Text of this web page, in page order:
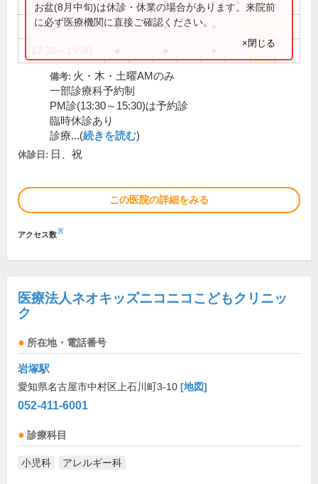
13:30～15:30 ● ●
お盆(8月中旬)は休診・休業の場合があります。来院前
に必ず医療機関に直接ご確認ください。
×閉じる
備考: 火・木・土曜AMのみ
一部診療科予約制
PM診(13:30～15:30)は予約診
臨時休診あり
診療...(続きを読む)
休診日: 日、祝
この医院の詳細をみる
アクセス数※
医療法人ネオキッズニコニコこどもクリニッ
ク
所在地・電話番号
岩塚駅
愛知県名古屋市中村区上石川町3-10 [地図]
052-411-6001
診療科目
小児科 アレルギー科